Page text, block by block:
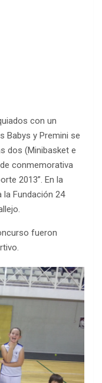
con un
Babys y Premini se
dos (Minibasket e
conmemorativa
2013”. En la
la Fundación 24
fueron